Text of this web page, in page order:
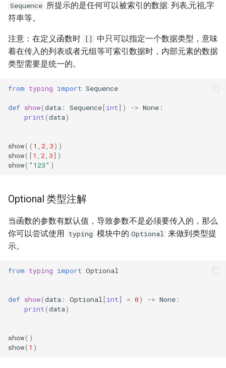
Sequence 所提示的是任何可以被索引的数据: 列表,元祖,字
符串等。
注意：在定义函数时 []
中只可以指定一个数据类型，意味
着在传入的列表或者元组等可索引数据时，内部元素的数据
类型需要是统一的。
from typing import Sequence
def show(data : Sequence[int]) -> None :
print(data)
show(( 1 2 3))
show([1 2 3])
show( "123" )
Optional 类型注解
当函数的参数有默认值，导致参数不是必须要传入的，那么
你可以尝试使用 typing 模块中的 Optional 来做到类型提
示。
from typing import Optional
def show(data : Optional [int] = 0) -> None :
print(data)
show()
show( 1 )